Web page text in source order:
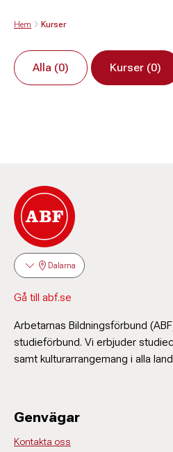
Hem Kurser
Alla (0) Kurser (0)
Dalarna
Gå till abf.se
Arbetarnas Bildningsförbund
studieförbund. Vi erbjuder
samt kulturarrangemang i alla
Genvägar
Kontakta oss